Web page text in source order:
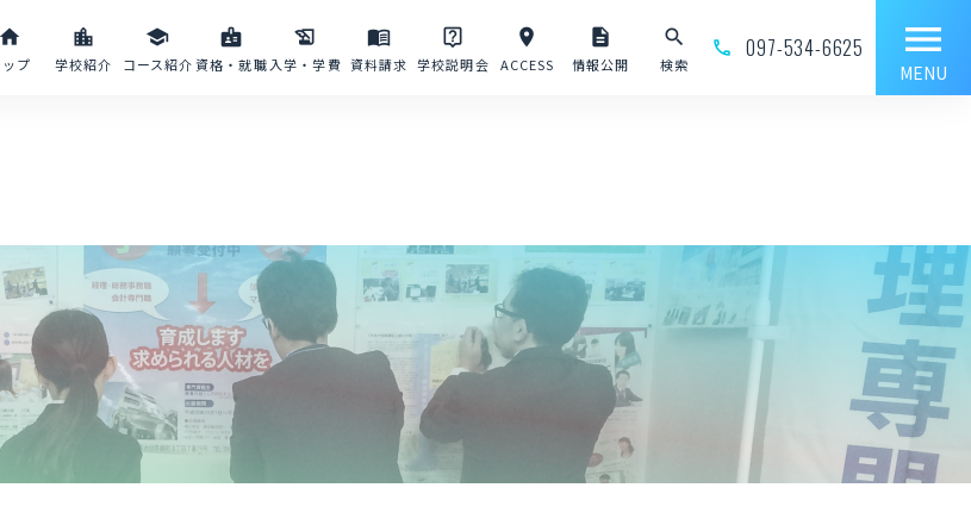
home
ップ
location_city
学校紹介
school
コース紹介
badge
資格・就職
history_edu
入学・学費
menu_book
資料請求
live_help
学校説明会
place
ACCESS
description
情報公開
search
検索
phone_outline
097-534-6625 menu
MENU